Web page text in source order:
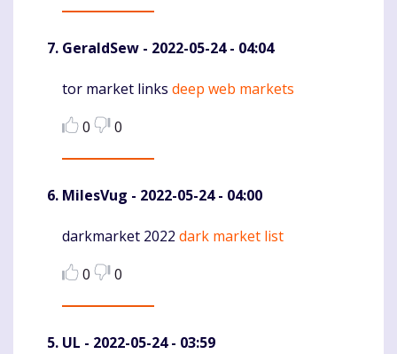
GeraldSew - 2022-05-24 - 04:04
Komentaras
tor market links deep web markets
0
0
MilesVug - 2022-05-24 - 04:00
Komentaras
darkmarket 2022 dark market list
0
0
UL - 2022-05-24 - 03:59